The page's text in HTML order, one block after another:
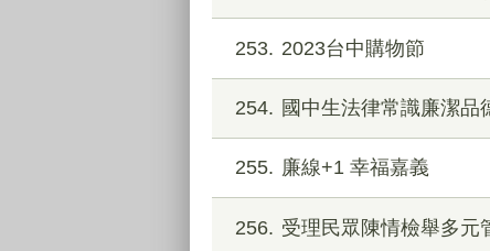
253 2023台中購物節
254 國中生法律常識廉潔品
255 廉線+1 幸福嘉義
256 受理民眾陳情檢舉多元